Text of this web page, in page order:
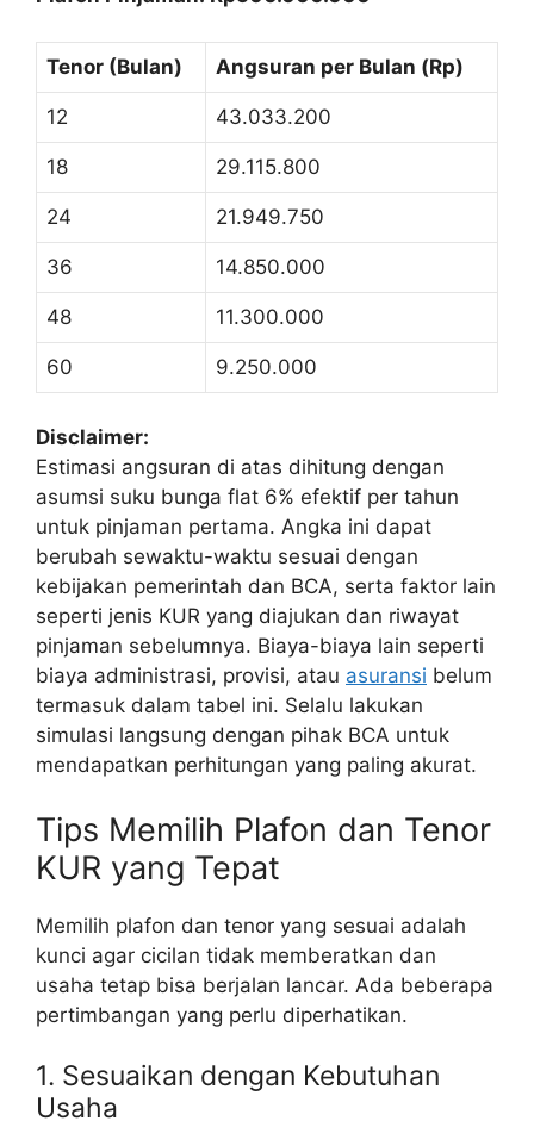
Tenor (Bulan) Angsuran per Bulan (Rp)
12 43.033.200
18 29.115.800
24 21.949.750
36 14.850.000
48 11.300.000
60 9.250.000
Disclaimer:
Estimasi angsuran di atas dihitung dengan
asumsi suku bunga flat 6% efektif per tahun
untuk pinjaman pertama. Angka ini dapat
berubah sewaktu-waktu sesuai dengan
kebijakan pemerintah dan BCA, serta faktor lain
seperti jenis KUR yang diajukan dan riwayat
pinjaman sebelumnya. Biaya-biaya lain seperti
biaya administrasi, provisi, atau asuransi belum
termasuk dalam tabel ini. Selalu lakukan
simulasi langsung dengan pihak BCA untuk
mendapatkan perhitungan yang paling akurat.
Tips Memilih Plafon dan Tenor
KUR yang Tepat
Memilih plafon dan tenor yang sesuai adalah
kunci agar cicilan tidak memberatkan dan
usaha tetap bisa berjalan lancar. Ada beberapa
pertimbangan yang perlu diperhatikan.
1. Sesuaikan dengan Kebutuhan
Usaha